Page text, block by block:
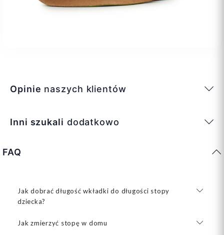
Opinie naszych klientów
Inni szukali dodatkowo
FAQ
Jak dobrać długość wkładki do długości stopy
dziecka?
Jak zmierzyć stopę w domu